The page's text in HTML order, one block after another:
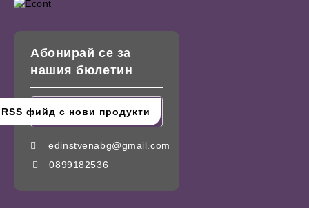
Абонирай се за
нашия бюлетин
edinstvenabg@gmail.com
0899182536